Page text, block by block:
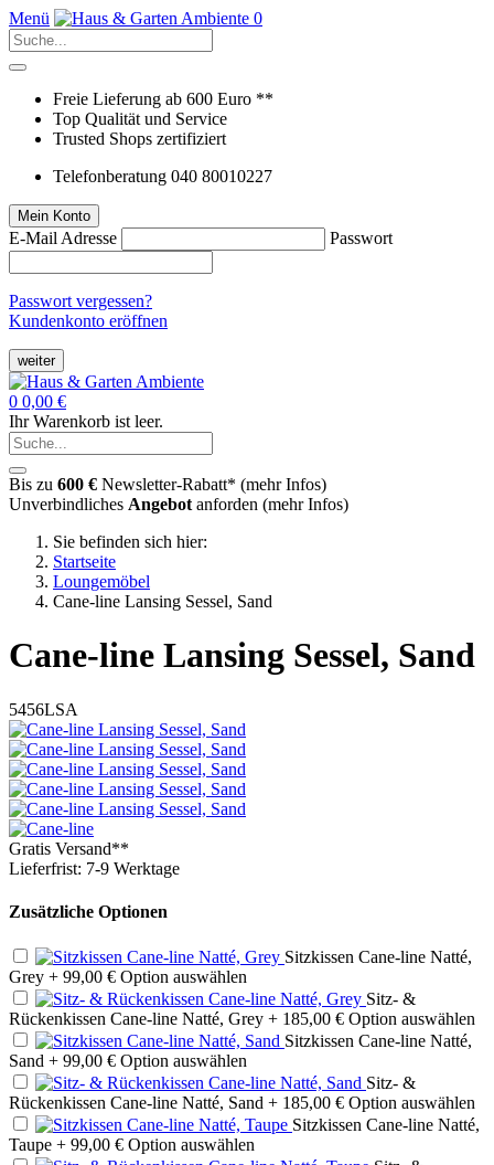
Menü 0
Freie Lieferung ab 600 Euro **
Top Qualität und Service
Trusted Shops zertifiziert
Telefonberatung 040 80010227
Mein Konto
E-Mail Adresse Passwort
Passwort vergessen?
Kundenkonto eröffnen
weiter
0 0,00 €
Ihr Warenkorb ist leer.
Bis zu 600 € Newsletter-Rabatt* (mehr Infos)
Unverbindliches Angebot anforden (mehr Infos)
Sie befinden sich hier:
Startseite
Loungemöbel
Cane-line Lansing Sessel, Sand
Cane-line Lansing Sessel, Sand
5456LSA
Gratis Versand**
Lieferfrist: 7-9 Werktage
Zusätzliche Optionen
Sitzkissen Cane-line Natté,
Grey + 99,00 € Option auswählen
Sitz- &
Rückenkissen Cane-line Natté, Grey + 185,00 € Option auswählen
Sitzkissen Cane-line Natté,
Sand + 99,00 € Option auswählen
Sitz- &
Rückenkissen Cane-line Natté, Sand + 185,00 € Option auswählen
Sitzkissen Cane-line Natté,
Taupe + 99,00 € Option auswählen